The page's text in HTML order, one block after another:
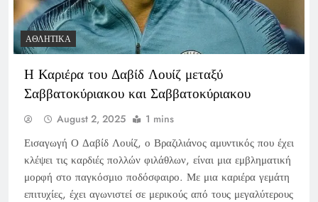
ΑΘΛΗΤΙΚΆ
Η Καριέρα του Δαβίδ Λουίζ μεταξύ
Σαββατοκύριακου και Σαββατοκύριακου
August 2, 2025 1 mins
Εισαγωγή Ο Δαβίδ Λουίζ, ο Βραζιλιάνος αμυντικός που έχει
κλέψει τις καρδιές πολλών φιλάθλων, είναι μια εμβληματική
μορφή στο παγκόσμιο ποδόσφαιρο. Με μια καριέρα γεμάτη
επιτυχίες, έχει αγωνιστεί σε μερικούς από τους μεγαλύτερους